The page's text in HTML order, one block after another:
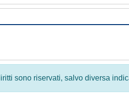
sono riservati, salvo diversa